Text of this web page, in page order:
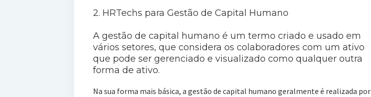
2. HRTechs para Gestão de Capital Humano
A gestão de capital humano é um termo criado e usado em
vários setores, que considera os colaboradores com um ativo
que pode ser gerenciado e visualizado como qualquer outra
forma de ativo.
Na sua forma mais básica, a gestão de capital humano geralmente é realizada por